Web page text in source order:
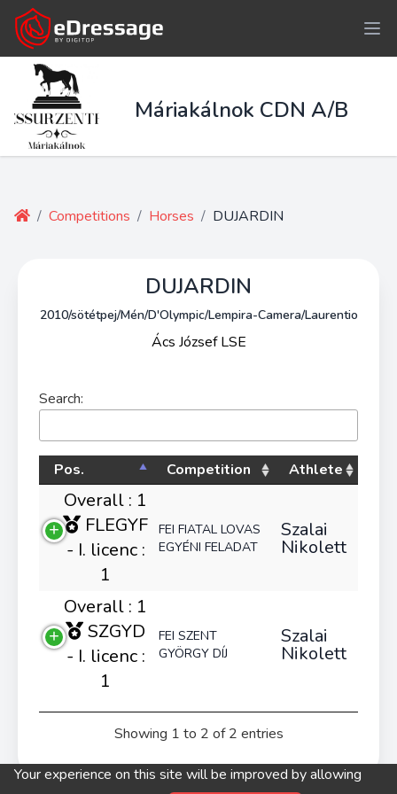
Máriakálnok CDN A/B
/ Competitions / Horses / DUJARDIN
DUJARDIN
2010/sötétpej/Mén/D'Olympic/Lempira-Camera/Laurentio
Ács József LSE
Search:
Pos. Competition Athlete
Overall : 1
FLEGYF
- I. licenc :
1
FEI FIATAL LOVAS
EGYÉNI FELADAT
Szalai
Nikolett
Overall : 1
SZGYD
- I. licenc :
1
FEI SZENT
GYÖRGY DÍJ
Szalai
Nikolett
Showing 1 to 2 of 2 entries
Your experience on this site will be improved by allowing